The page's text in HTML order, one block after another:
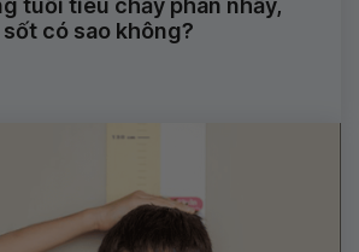
tuổi tiêu chảy phân nhầy,
có sao không?